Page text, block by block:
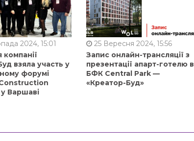
2024, 15:01
компанії
взяла участь у
форумі
Варшаві
25 Вересня 2024, 15:56
Запис онлайн-трансляції з
презентації апарт-готелю в
БФК Central Park —
«Креатор-Буд»